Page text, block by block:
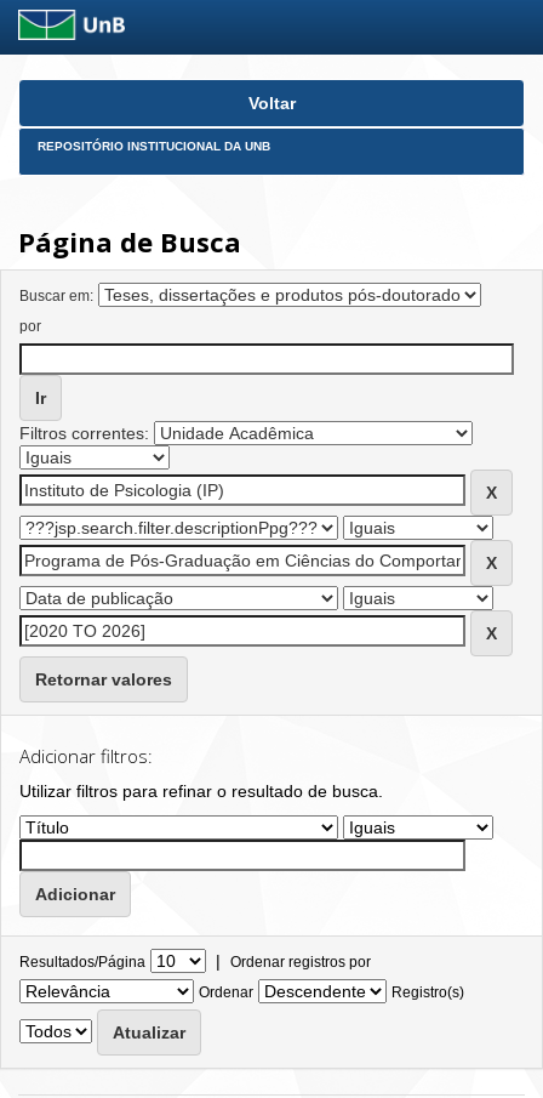
Skip
Voltar
REPOSITÓRIO INSTITUCIONAL DA UNB
Página de Busca
Buscar em:
por
Filtros correntes:
Retornar valores
Adicionar filtros:
Utilizar filtros para refinar o resultado de busca.
Resultados/Página | Ordenar registros por
Ordenar
Registro(s)